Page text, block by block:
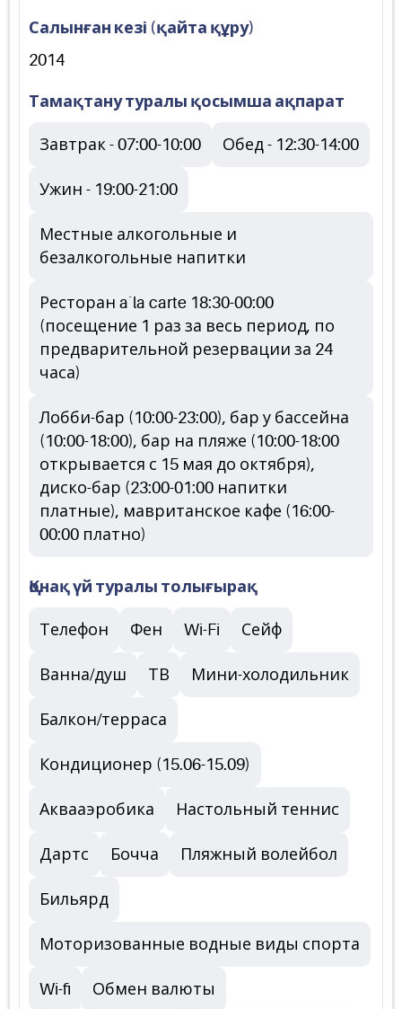
Салынған кезі (қайта құру)
2014
Тамақтану туралы қосымша ақпарат
Завтрак - 07:00-10:00 Обед - 12:30-14:00
Ужин - 19:00-21:00
Местные алкогольные и
безалкогольные напитки
Ресторан a`la carte 18:30-00:00
(посещение 1 раз за весь период, по
предварительной резервации за 24
часа)
Лобби-бар (10:00-23:00), бар у бассейна
(10:00-18:00), бар на пляже (10:00-18:00
открывается с 15 мая до октября),
диско-бар (23:00-01:00 напитки
платные), мавританское кафе (16:00-
00:00 платно)
Қонақ үй туралы толығырақ
Телефон Фен Wi-Fi Сейф
Ванна/душ ТВ Мини-холодильник
Балкон/терраса
Кондиционер (15.06-15.09)
Аквааэробика Настольный теннис
Дартс Бочча Пляжный волейбол
Бильярд
Моторизованные водные виды спорта
Wi-fi Обмен валюты